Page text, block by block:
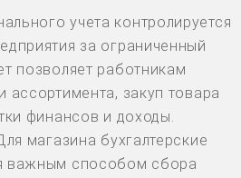
учета контролируется
за ограниченный
позволяет работникам
ассортимента, закуп товара
финансов и доходы.
магазина бухгалтерские
важным способом сбора